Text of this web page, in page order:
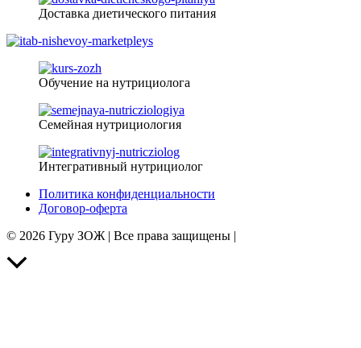
Доставка диетического питания
Обучение на нутрициолога
Семейная нутрициология
Интегративный нутрициолог
Политика конфиденциальности
Договор-оферта
© 2026 Гуру ЗОЖ | Все права защищены |